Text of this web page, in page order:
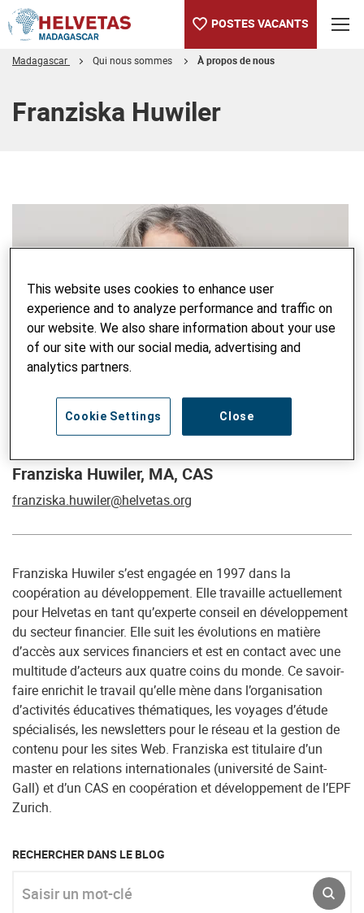
POSTES VACANTS
Madagascar Qui nous sommes À propos de nous
Franziska Huwiler
Franziska Huwiler, MA, CAS
franziska.huwiler@helvetas.org
Franziska Huwiler s’est engagée en 1997 dans la
coopération au développement. Elle travaille actuellement
pour Helvetas en tant qu’experte conseil en développement
du secteur financier. Elle suit les évolutions en matière
d’accès aux services financiers et est en contact avec une
multitude d’acteurs aux quatre coins du monde. Ce savoir-
faire enrichit le travail qu’elle mène dans l’organisation
d’activités éducatives thématiques, les voyages d’étude
spécialisés, les newsletters pour le réseau et la gestion de
contenu pour les sites Web. Franziska est titulaire d’un
master en relations internationales (université de Saint-
Gall) et d’un CAS en coopération et développement de l’EPF
Zurich.
RECHERCHER DANS LE BLOG
This website uses cookies to enhance user
experience and to analyze performance and traffic on
our website. We also share information about your use
of our site with our social media, advertising and
analytics partners.
Close
Cookie Settings